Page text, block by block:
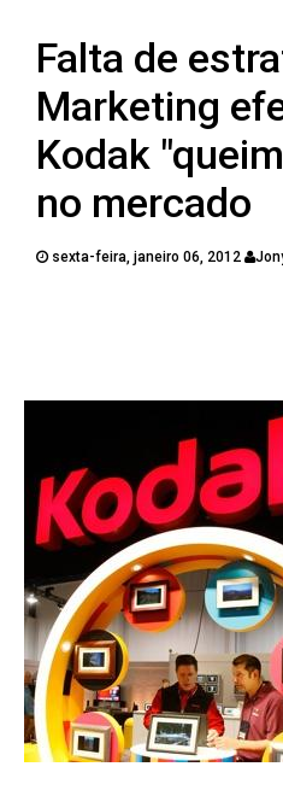
CONSULTORIA
ASSUNTOS
PUBLICAÇÕES
Falta de
Marketing
Kodak
no mercado
sexta-feira, janeiro 06, 2012